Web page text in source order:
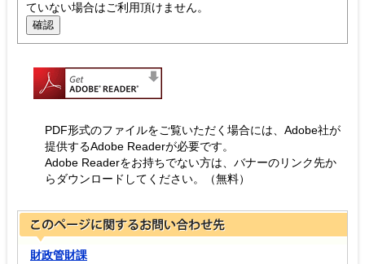
ていない場合はご利用頂けません。
PDF形式のファイルをご覧いただく場合には、Adobe社が
提供するAdobe Readerが必要です。
Adobe Readerをお持ちでない方は、バナーのリンク先か
らダウンロードしてください。（無料）
財政管財課